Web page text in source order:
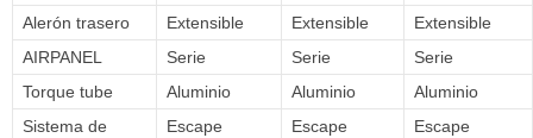
Alerón trasero Extensible Extensible
Extensible
AIRPANEL
Serie Serie
Serie
Torque tube
Aluminio Aluminio
Aluminio
Sistema de
Escape
Escape
Escape